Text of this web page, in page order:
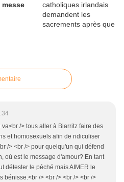
va<br /> tous aller à Biarritz faire des
et homosexuels afin de ridiculiser
/> <br /> pour quelqu'un qui défend
où est le message d'amour? En tant
détester le péché mais AIMER le
bénisse.<br /> <br /> <br /> <br />